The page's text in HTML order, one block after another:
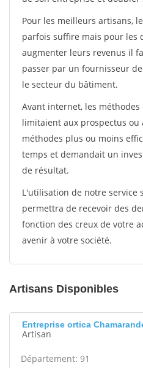
Pour les meilleurs artisans,
parfois suffire mais pour les
augmenter leurs revenus il
passer par un fournisseur
le secteur du bâtiment.
Avant internet, les
limitaient aux prospectus ou
méthodes plus ou moins
temps et demandait un
de résultat.
L'utilisation de notre service
permettra de recevoir des
fonction des creux de votre
avenir à votre société.
Artisans Disponibles
Entreprise ortica
Artisan
Département: 91